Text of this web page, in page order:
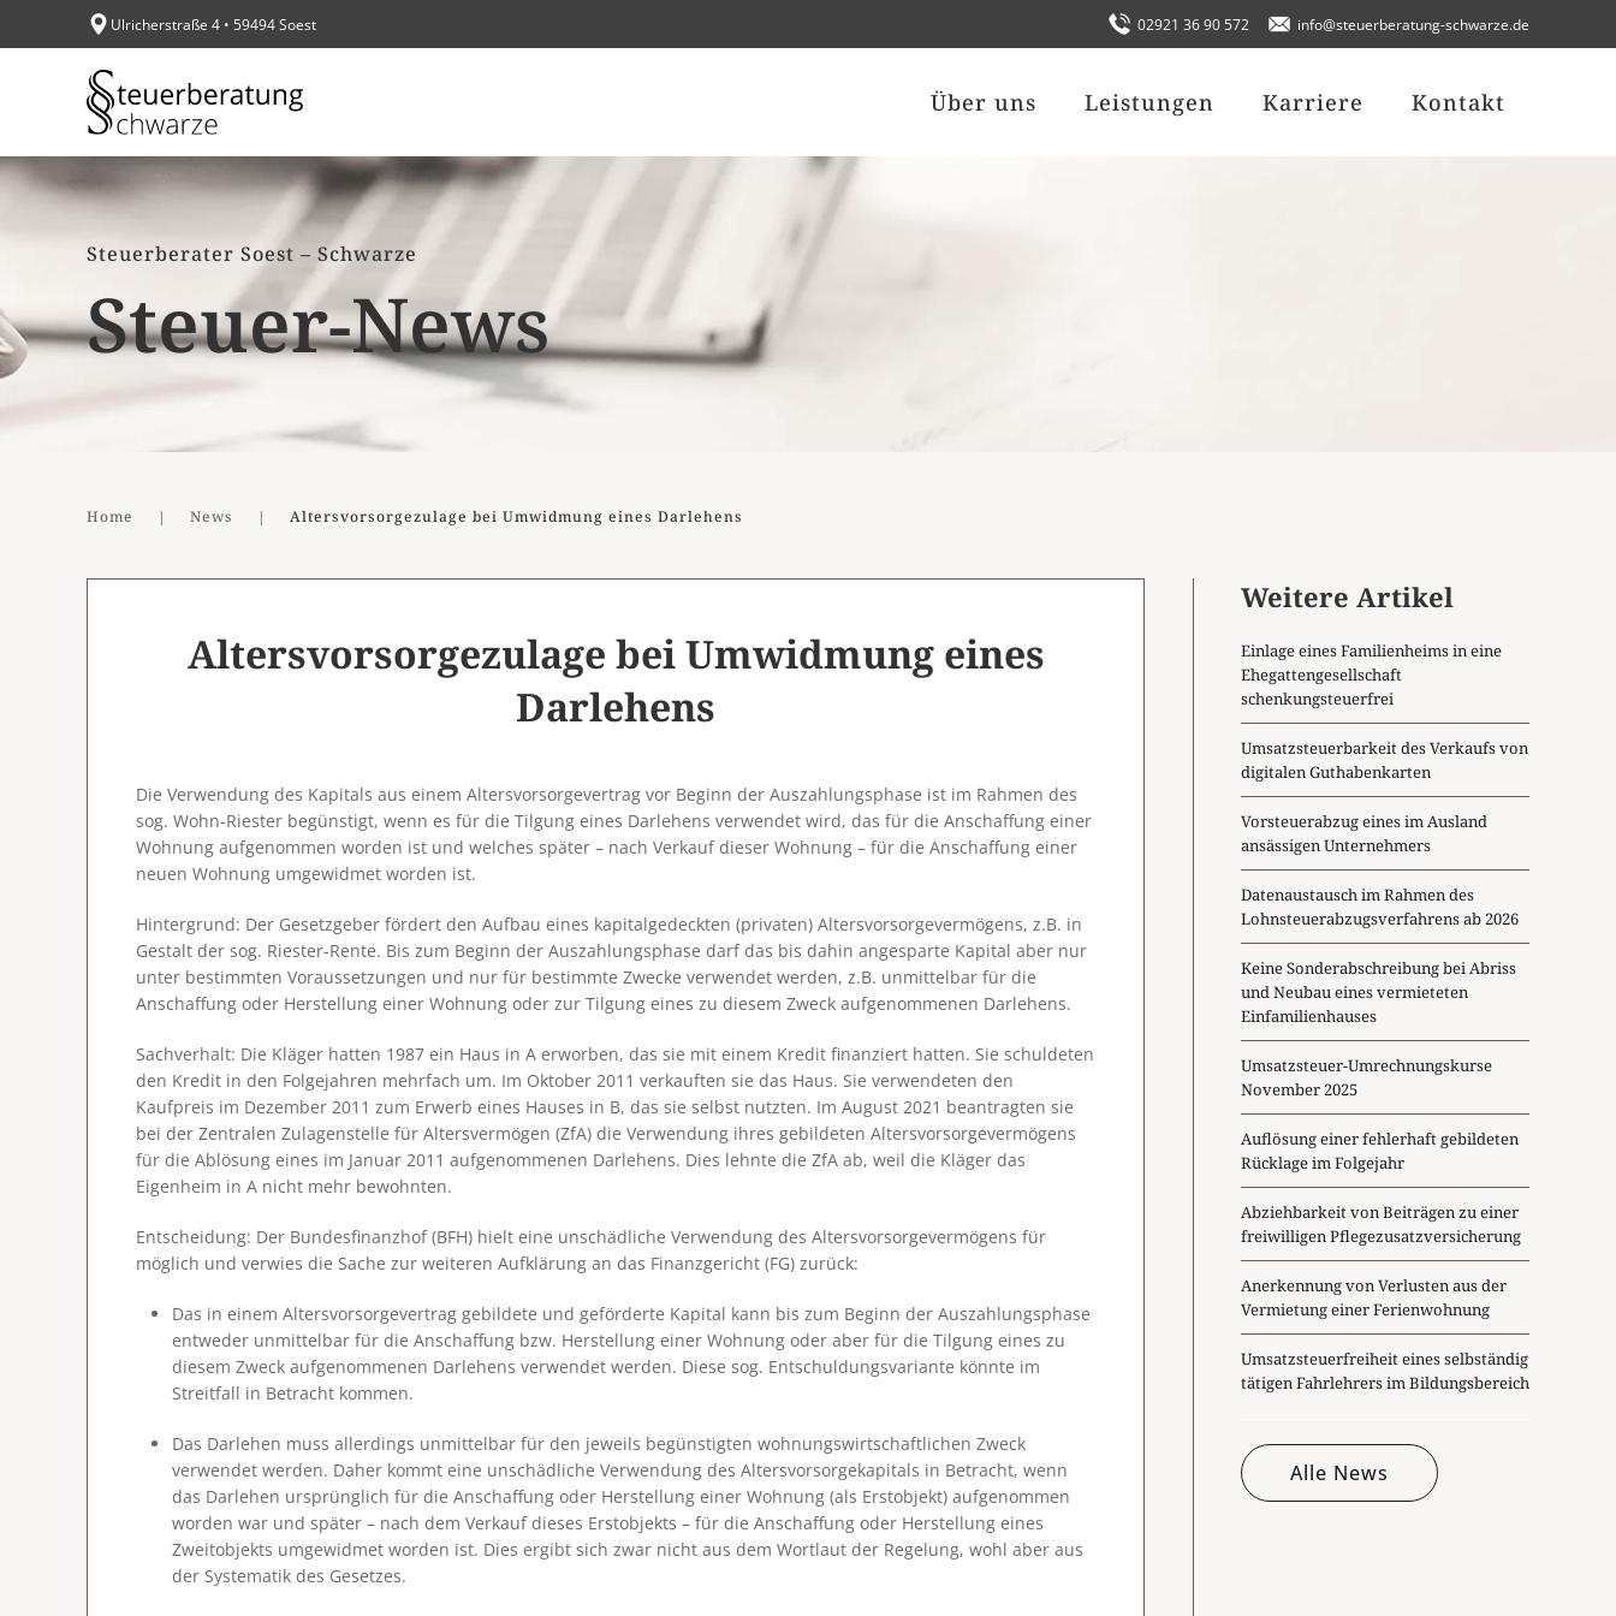
Zum Hauptinhalt springen
Ulricherstraße 4 • 59494 Soest 02921 36 90 572 info@steuerberatung-schwarze.de
Über uns Leistungen Karriere Kontakt
Steuerberater Soest – Schwarze
Steuer-News
Home News Altersvorsorgezulage bei Umwidmung eines Darlehens
Altersvorsorgezulage bei Umwidmung eines
Darlehens
Die Verwendung des Kapitals aus einem Altersvorsorgevertrag vor Beginn der Auszahlungsphase ist im Rahmen des
sog. Wohn-Riester begünstigt, wenn es für die Tilgung eines Darlehens verwendet wird, das für die Anschaffung einer
Wohnung aufgenommen worden ist und welches später – nach Verkauf dieser Wohnung – für die Anschaffung einer
neuen Wohnung umgewidmet worden ist.
Hintergrund: Der Gesetzgeber fördert den Aufbau eines kapitalgedeckten (privaten) Altersvorsorgevermögens, z.B. in
Gestalt der sog. Riester-Rente. Bis zum Beginn der Auszahlungsphase darf das bis dahin angesparte Kapital aber nur
unter bestimmten Voraussetzungen und nur für bestimmte Zwecke verwendet werden, z.B. unmittelbar für die
Anschaffung oder Herstellung einer Wohnung oder zur Tilgung eines zu diesem Zweck aufgenommenen Darlehens.
Sachverhalt: Die Kläger hatten 1987 ein Haus in A erworben, das sie mit einem Kredit finanziert hatten. Sie schuldeten
den Kredit in den Folgejahren mehrfach um. Im Oktober 2011 verkauften sie das Haus. Sie verwendeten den
Kaufpreis im Dezember 2011 zum Erwerb eines Hauses in B, das sie selbst nutzten. Im August 2021 beantragten sie
bei der Zentralen Zulagenstelle für Altersvermögen (ZfA) die Verwendung ihres gebildeten Altersvorsorgevermögens
für die Ablösung eines im Januar 2011 aufgenommenen Darlehens. Dies lehnte die ZfA ab, weil die Kläger das
Eigenheim in A nicht mehr bewohnten.
Entscheidung: Der Bundesfinanzhof (BFH) hielt eine unschädliche Verwendung des Altersvorsorgevermögens für
möglich und verwies die Sache zur weiteren Aufklärung an das Finanzgericht (FG) zurück:
Das in einem Altersvorsorgevertrag gebildete und geförderte Kapital kann bis zum Beginn der Auszahlungsphase
entweder unmittelbar für die Anschaffung bzw. Herstellung einer Wohnung oder aber für die Tilgung eines zu
diesem Zweck aufgenommenen Darlehens verwendet werden. Diese sog. Entschuldungsvariante könnte im
Streitfall in Betracht kommen.
Das Darlehen muss allerdings unmittelbar für den jeweils begünstigten wohnungswirtschaftlichen Zweck
verwendet werden. Daher kommt eine unschädliche Verwendung des Altersvorsorgekapitals in Betracht, wenn
das Darlehen ursprünglich für die Anschaffung oder Herstellung einer Wohnung (als Erstobjekt) aufgenommen
worden war und später – nach dem Verkauf dieses Erstobjekts – für die Anschaffung oder Herstellung eines
Zweitobjekts umgewidmet worden ist. Dies ergibt sich zwar nicht aus dem Wortlaut der Regelung, wohl aber aus
der Systematik des Gesetzes.
Weitere Artikel
Einlage eines Familienheims in eine
Ehegattengesellschaft
schenkungsteuerfrei
Umsatzsteuerbarkeit des Verkaufs von
digitalen Guthabenkarten
Vorsteuerabzug eines im Ausland
ansässigen Unternehmers
Datenaustausch im Rahmen des
Lohnsteuerabzugsverfahrens ab 2026
Keine Sonderabschreibung bei Abriss
und Neubau eines vermieteten
Einfamilienhauses
Umsatzsteuer-Umrechnungskurse
November 2025
Auflösung einer fehlerhaft gebildeten
Rücklage im Folgejahr
Abziehbarkeit von Beiträgen zu einer
freiwilligen Pflegezusatzversicherung
Anerkennung von Verlusten aus der
Vermietung einer Ferienwohnung
Umsatzsteuerfreiheit eines selbständig
tätigen Fahrlehrers im Bildungsbereich
Alle News